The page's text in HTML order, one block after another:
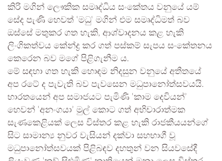
කිරි මගින් ලෞකික සමෘද්ධිය සංකේතය වනුයේ යම්
සේද පැණි හෙවත් ‛මධු‛ මගින් එම සමෘද්ධිමත් බව
ඔස්සේ මතුකර ගත හැකි, ආශ්වාදනය කළ හැකි
ලිංගිකත්වය කේන්ද්‍ර කර ගත් පස්කම් සැපය සංකේතනය
කෙරෙන බව මගේ පිළිගැනීම ය.
මේ සඳහා ගත හැකි හොඳම නිදසුන වනුයේ අතීතයේ
අප රටේ ද පැවැති බව පැවසෙන මධුපානෝත්සවයයි.
භාරතයෙන් අප සමාජයට පැමිණි ‛කාම දෙවියන්’
හෙවන් ‛අනංගයා’ මුල් කොට ගත් අභිචාරාත්මක
සැණකෙළියක් ලෙස විස්තර කළ හැකි රාජකීයයන්ගේ
සිට සාමාන්‍ය නුවර වැසියන් දක්වා සහභාගී වූ
මධුපානෝත්සවයක් පිළිබඳව දහතුන් වන සියවසේදී